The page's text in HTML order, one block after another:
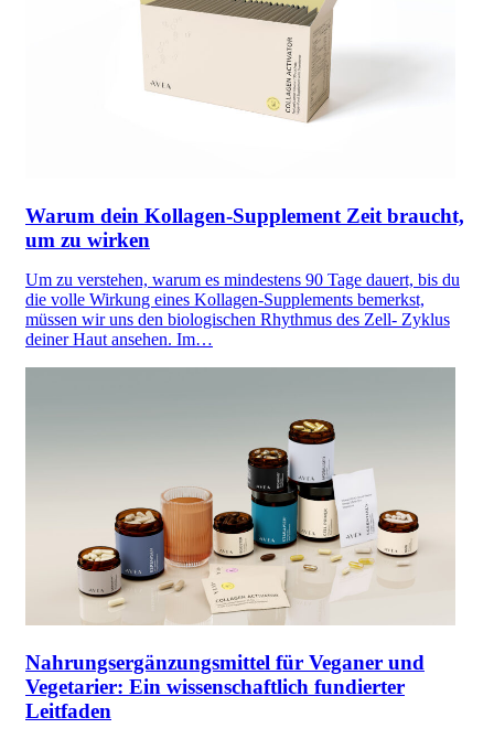
Warum dein Kollagen-Supplement Zeit braucht,
um zu wirken
Um zu verstehen, warum es mindestens 90 Tage dauert, bis du
die volle Wirkung eines Kollagen-Supplements bemerkst,
müssen wir uns den biologischen Rhythmus des Zell- Zyklus
deiner Haut ansehen. Im…
Nahrungsergänzungsmittel für Veganer und
Vegetarier: Ein wissenschaftlich fundierter
Leitfaden